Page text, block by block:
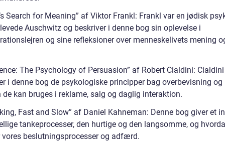
Search for Meaning” af Viktor Frankl: Frankl var en jødisk
Auschwitz og beskriver i denne bog sin oplevelse i
og sine refleksioner over menneskelivets mening
The Psychology of Persuasion” af Robert Cialdini: Cialdini
i denne bog de psykologiske principper bag overbevisning og
de kan bruges i reklame, salg og daglig interaktion.
Fast and Slow” af Daniel Kahneman: Denne bog giver et
tankeprocesser, den hurtige og den langsomme, og
vores beslutningsprocesser og adfærd.